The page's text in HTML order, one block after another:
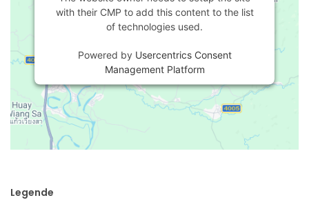
with their CMP to add this content to the list
of technologies used.
Powered by Usercentrics Consent
Management Platform
Legende